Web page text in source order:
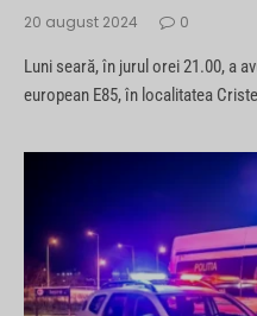
20 august 2024 0
Luni seară, în jurul orei 21.00, a
european E85, în localitatea